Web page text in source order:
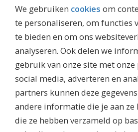
We gebruiken cookies om
te personaliseren, om functies
te bieden en om ons
analyseren. Ook delen we
gebruik van onze site met
social media, adverteren en
partners kunnen deze
andere informatie die je aan
die ze hebben verzameld op
Inkoopvoorwaarden
Maatschappelijk jaarverslag
Jubileummagazine
DISCLAIMER